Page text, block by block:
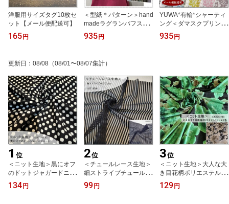
洋服用サイズタグ10枚セ
ット【メール便配送可】
165 円
＜型紙＊パターン＞hand
madeラグランパフスリ
ーブトップスフリーサイ
ズ（型紙＆仕様書セッ
935 円
YUWA*有輪*シャーティ
ング＜ダマスクプリント
＞50cm幅×25cmカット
クロス5色セット（DM-0
935 円
更新日 ： 08/08 （08/01〜08/07集計）
1 位
＜ニット生地＞黒にオフ
のドットジャガードニッ
ト(DKT26-TN)
134 円
2位
＜チュールレース生地＞
細ストライプチュールレ
ースニット＊2色(ST-15
0)
99 円
3位
＜ニット生地＞大人な大
き目花柄ポリエステルニ
ット＊2色(DKT26-H8)
129 円